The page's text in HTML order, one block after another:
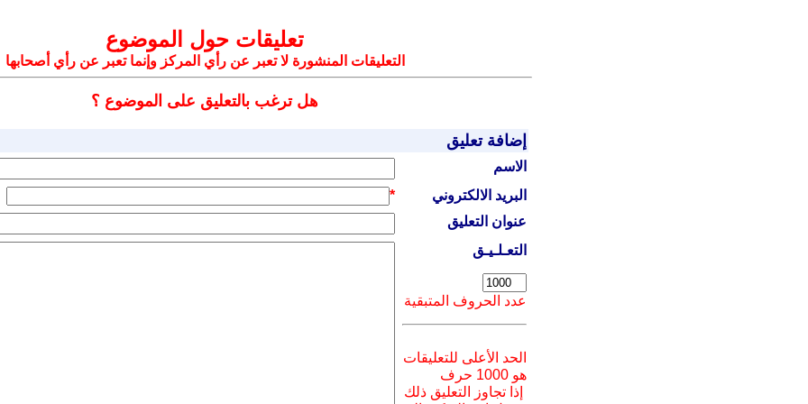
تعليقات حول الموضوع
التعليقات المنشورة لا تعبر عن رأي المركز وإنما تعبر عن رأي أصحابها
هل ترغب بالتعليق على الموضوع ؟
إضافة تعليق
الاسم
البريد الالكتروني
*
عنوان التعليق
التعـلـيـق
عدد الحروف المتبقية
الحد الأعلى للتعليقات
هو 1000 حرف
إذا تجاوز التعليق ذلك